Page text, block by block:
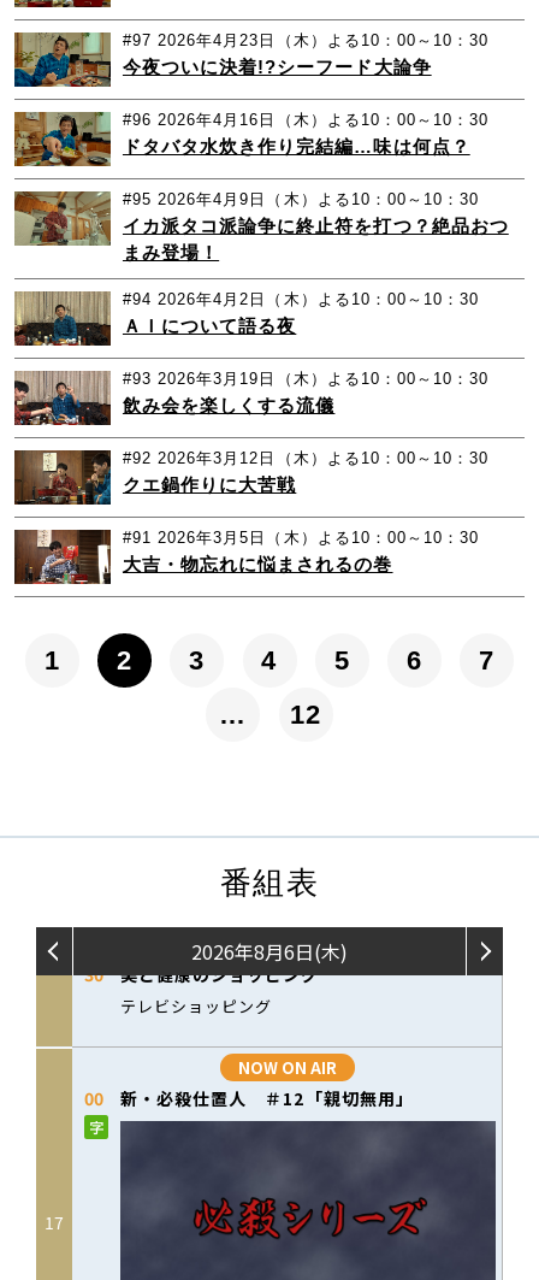
#97 2026年4月23日（木）よる10：00～10：30
今夜ついに決着!?シーフード大論争
#96 2026年4月16日（木）よる10：00～10：30
ドタバタ水炊き作り完結編…味は何点？
#95 2026年4月9日（木）よる10：00～10：30
イカ派タコ派論争に終止符を打つ？絶品おつ
まみ登場！
#94 2026年4月2日（木）よる10：00～10：30
ＡＩについて語る夜
#93 2026年3月19日（木）よる10：00～10：30
飲み会を楽しくする流儀
#92 2026年3月12日（木）よる10：00～10：30
クエ鍋作りに大苦戦
#91 2026年3月5日（木）よる10：00～10：30
大吉・物忘れに悩まされるの巻
1 2 3 4 5 6
7
…
12
番組表